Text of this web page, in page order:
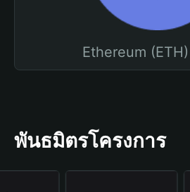
Ethereum
พันธมิตรโครงการ